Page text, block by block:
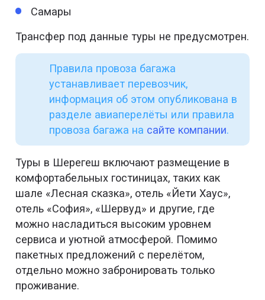
Самары
Трансфер под данные туры не предусмотрен.
Правила провоза багажа
устанавливает перевозчик,
информация об этом опубликована в
разделе авиаперелёты или правила
провоза багажа на сайте компании.
Туры в Шерегеш включают размещение в
комфортабельных гостиницах, таких как
шале «Лесная сказка», отель «Йети Хаус»,
отель «София», «Шервуд» и другие, где
можно насладиться высоким уровнем
сервиса и уютной атмосферой. Помимо
пакетных предложений с перелётом,
отдельно можно забронировать только
проживание.